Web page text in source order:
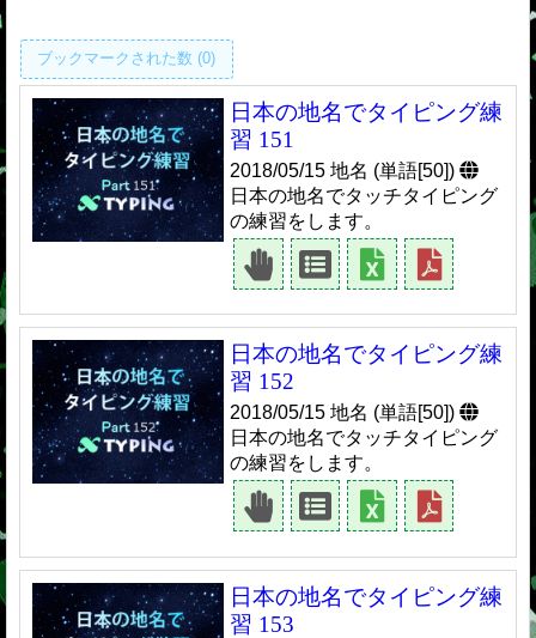
ブックマークされた数 (0)
日本の地名でタイピング練
習 151
2018/05/15 地名 (単語[50])
日本の地名でタッチタイピング
の練習をします。
日本の地名でタイピング練
習 152
2018/05/15 地名 (単語[50])
日本の地名でタッチタイピング
の練習をします。
日本の地名でタイピング練
習 153